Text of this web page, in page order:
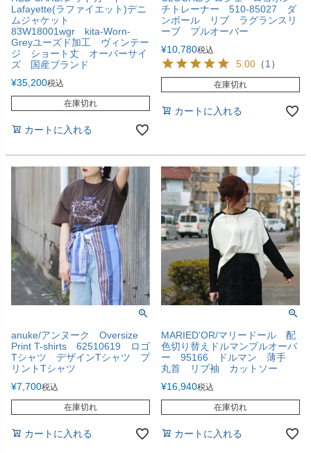
Lafayette(ラファイエット)デニ
ムジャケット
83W18001wgr kita-Worn-
Greyユーズド加工 ヴィンテー
ジ ショート丈 オーバーサイ
ズ 国産ブランド
¥35,200税込
在庫切れ
カートに入れる
チトレーナー 510-85027 ダ
ンボール リブ ラグランスリ
ーブ プルオーバー
¥10,780税込
5.00 （1 ）
在庫切れ
カートに入れる
anuke/アンヌーク Oversize
Print T-shirts 62510619 ロゴ
Tシャツ デザインTシャツ プ
リントTシャツ
¥7,700税込
在庫切れ
カートに入れる
MARIED'OR/マリードール 配
色切り替えドルマンプルオーバ
ー 95166 ドルマン 薄手
丸首 リブ袖 カットソー
¥16,940税込
在庫切れ
カートに入れる